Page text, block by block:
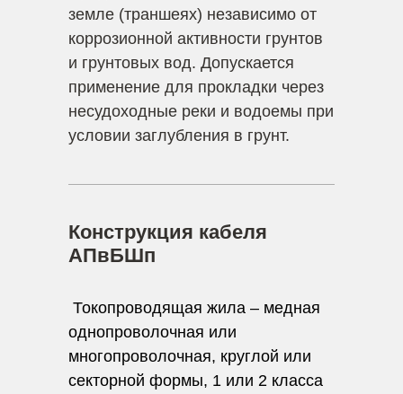
земле (траншеях) независимо от
коррозионной активности грунтов
и грунтовых вод. Допускается
применение для прокладки через
несудоходные реки и водоемы при
условии заглубления в грунт.
Конструкция кабеля
АПвБШп
Токопроводящая жила – медная
однопроволочная или
многопроволочная, круглой или
секторной формы, 1 или 2 класса